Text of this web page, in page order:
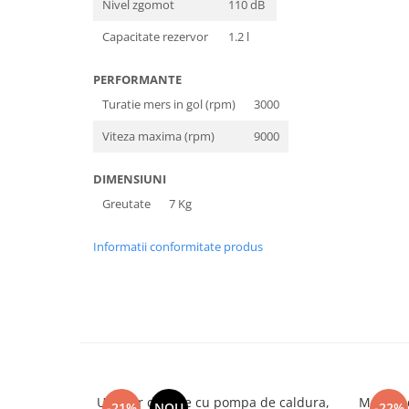
Unelte Gradinarit
Ventilatoare & Sisteme Racire
Foarfeci tuns oi
Nivel zgomot
110 dB
Capacitate rezervor
1.2 l
PERFORMANTE
Turatie mers in gol (rpm)
3000
Viteza maxima (rpm)
9000
DIMENSIUNI
Greutate
7 Kg
Informatii conformitate produs
Uscator de rufe cu pompa de caldura,
Masina